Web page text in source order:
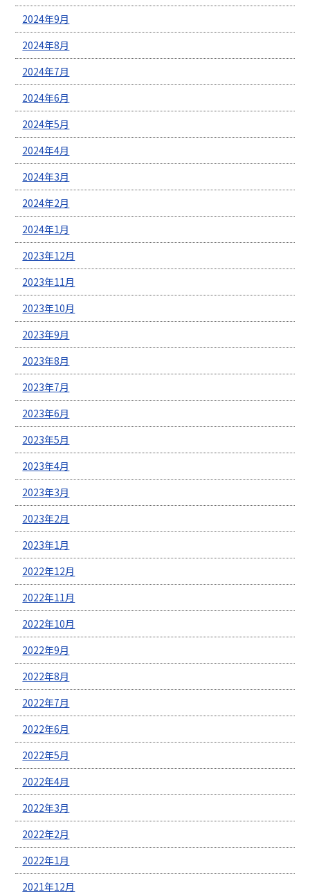
2024年9月
2024年8月
2024年7月
2024年6月
2024年5月
2024年4月
2024年3月
2024年2月
2024年1月
2023年12月
2023年11月
2023年10月
2023年9月
2023年8月
2023年7月
2023年6月
2023年5月
2023年4月
2023年3月
2023年2月
2023年1月
2022年12月
2022年11月
2022年10月
2022年9月
2022年8月
2022年7月
2022年6月
2022年5月
2022年4月
2022年3月
2022年2月
2022年1月
2021年12月